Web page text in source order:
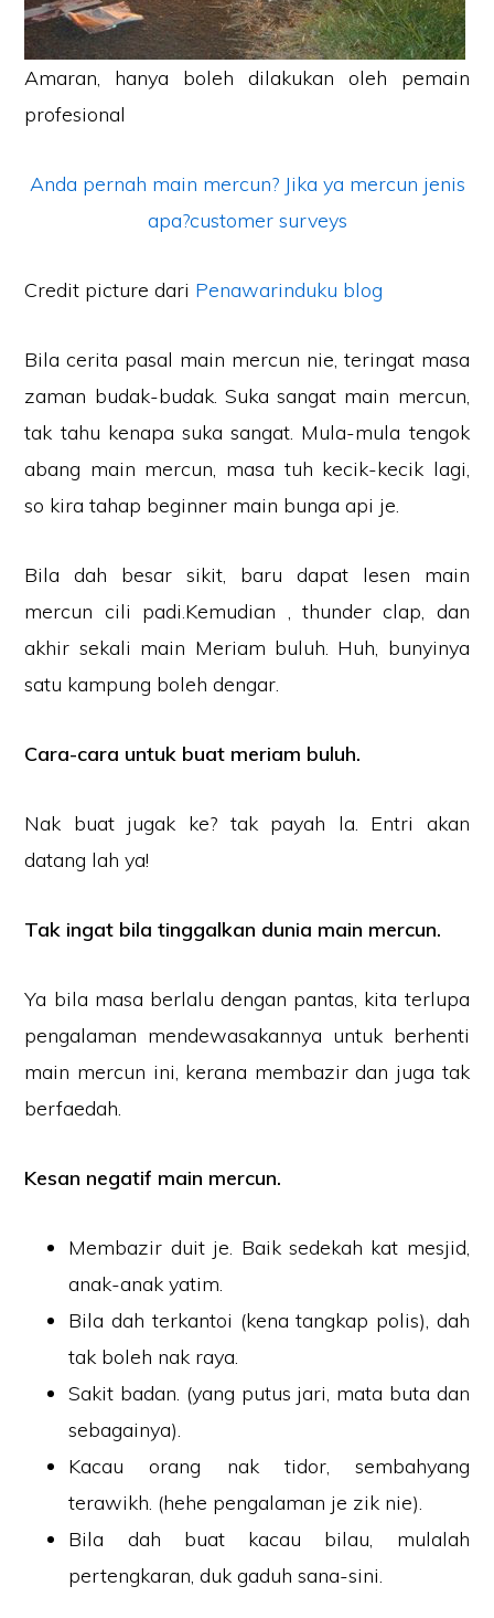
Amaran, hanya boleh dilakukan oleh pemain
profesional
Anda pernah main mercun? Jika ya mercun jenis
apa?customer surveys
Credit picture dari Penawarinduku blog
Bila cerita pasal main mercun nie, teringat masa
zaman budak-budak. Suka sangat main mercun,
tak tahu kenapa suka sangat. Mula-mula tengok
abang main mercun, masa tuh kecik-kecik lagi,
so kira tahap beginner main bunga api je.
Bila dah besar sikit, baru dapat lesen main
mercun cili padi.Kemudian , thunder clap, dan
akhir sekali main Meriam buluh. Huh, bunyinya
satu kampung boleh dengar.
Cara-cara untuk buat meriam buluh.
Nak buat jugak ke? tak payah la. Entri akan
datang lah ya!
Tak ingat bila tinggalkan dunia main mercun.
Ya bila masa berlalu dengan pantas, kita terlupa
pengalaman mendewasakannya untuk berhenti
main mercun ini, kerana membazir dan juga tak
berfaedah.
Kesan negatif main mercun.
Membazir duit je. Baik sedekah kat mesjid,
anak-anak yatim.
Bila dah terkantoi (kena tangkap polis), dah
tak boleh nak raya.
Sakit badan. (yang putus jari, mata buta dan
sebagainya).
Kacau orang nak tidor, sembahyang
terawikh. (hehe pengalaman je zik nie).
Bila dah buat kacau bilau, mulalah
pertengkaran, duk gaduh sana-sini.